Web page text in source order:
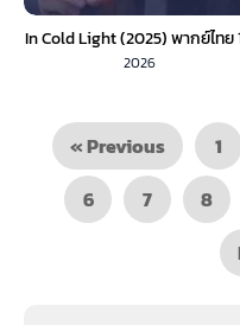
In Cold Light (2025) พากย์ไทย
2026
« Previous 1
6
7 8